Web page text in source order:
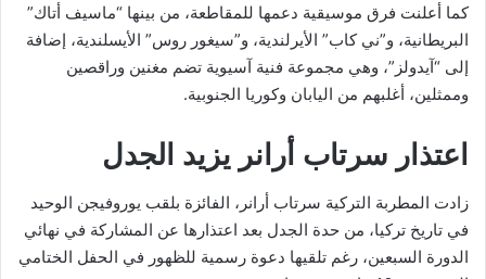
كما أعلنت فرق موسيقية دعمها للمقاطعة، من بينها “ماسيف أتاك”
البريطانية، و”ني كاب” الأيرلندية، و”سيغور روس” الأيسلندية، إضافة
إلى “آيدولز”، وهي مجموعة فنية آسيوية تضم مغنين وراقصين
وممثلين، أغلبهم من اليابان وكوريا الجنوبية.
اعتذار سرتاب أرانر يزيد الجدل
زادت المطربة التركية سرتاب أرانر، الفائزة بلقب يوروفيجن الوحيد
في تاريخ تركيا، من حدة الجدل بعد اعتذارها عن المشاركة في نهائي
الدورة السبعين، رغم تلقيها دعوة رسمية للظهور في الحفل الختامي